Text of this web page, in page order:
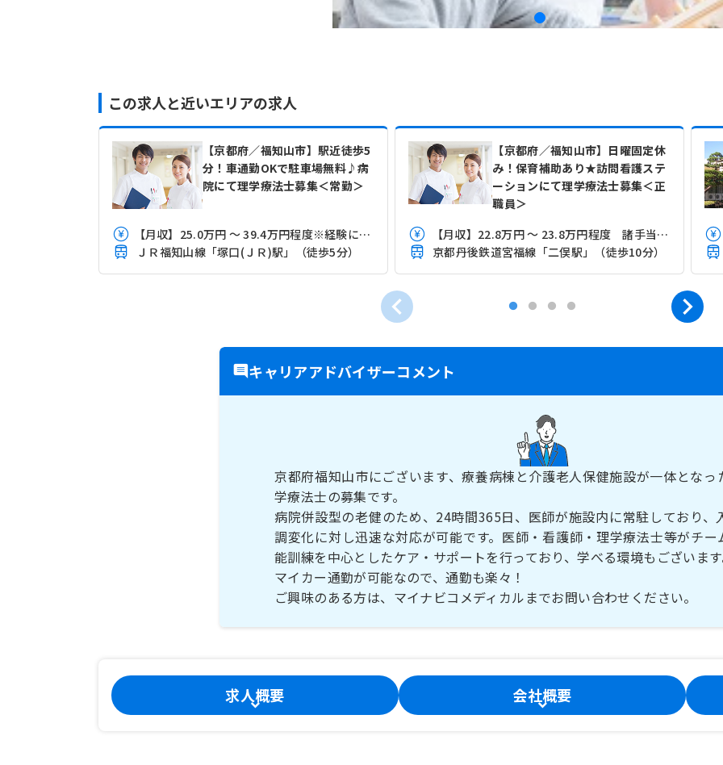
この求人と近いエリアの求人
【京都府／福知山市】駅近徒歩5
分！車通勤OKで駐車場無料♪病
院にて理学療法士募集＜常勤＞
【月収】25.0万円 ～ 39.4万円程度※経験に応じ相談
ＪＲ福知山線「塚口(ＪＲ)駅」（徒歩5分）
【京都府／福知山市】日曜固定休
み！保育補助あり★訪問看護ステ
ーションにて理学療法士募集＜正
職員＞
【月収】22.8万円 ～ 23.8万円程度 諸手当込み
京都丹後鉄道宮福線「二俣駅」（徒歩10分）
キャリアアドバイザーコメント
京都府福知山市にございます、療養病棟と介護老人保健施設が一体となっ
学療法士の募集です。
病院併設型の老健のため、24時間365日、医師が施設内に常駐しており、
調変化に対し迅速な対応が可能です。医師・看護師・理学療法士等がチー
能訓練を中心としたケア・サポートを行っており、学べる環境もございま
マイカー通勤が可能なので、通勤も楽々！
ご興味のある方は、マイナビコメディカルまでお問い合わせください。
求人概要 会社概要